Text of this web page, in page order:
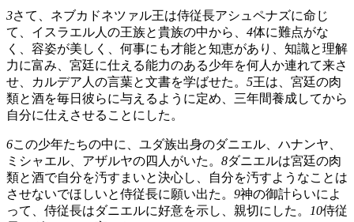
3さて、ネブカドネツァル王は侍従長アシュペナズに命じ
て、イスラエル人の王族と貴族の中から、 4体に難点がな
く、容姿が美しく、何事にも才能と知恵があり、知識と理解
力に富み、宮廷に仕える能力のある少年を何人か連れて来さ
せ、カルデア人の言葉と文書を学ばせた。 5王は、宮廷の肉
類と酒を毎日彼らに与えるように定め、三年間養成してから
自分に仕えさせることにした。
6この少年たちの中に、ユダ族出身のダニエル、ハナンヤ、
ミシャエル、アザルヤの四人がいた。 8ダニエルは宮廷の肉
類と酒で自分を汚すまいと決心し、自分を汚すようなことは
させないでほしいと侍従長に願い出た。 9神の御計らいによ
って、侍従長はダニエルに好意を示し、親切にした。
10侍従